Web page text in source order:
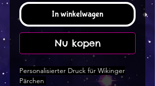
In winkelwagen
Nu kopen
Personalisierter Druck für Wikinger
Pärchen